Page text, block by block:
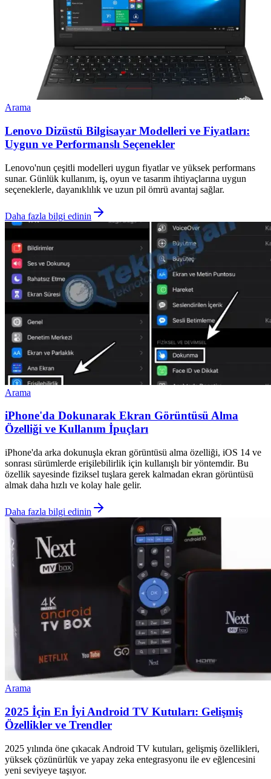
Arama
Lenovo Dizüstü Bilgisayar Modelleri ve Fiyatları:
Uygun ve Performanslı Seçenekler
Lenovo'nun çeşitli modelleri uygun fiyatlar ve yüksek performans
sunar. Günlük kullanım, iş, oyun ve tasarım ihtiyaçlarına uygun
seçeneklerle, dayanıklılık ve uzun pil ömrü avantaj sağlar.
Daha fazla bilgi edinin
Arama
iPhone'da Dokunarak Ekran Görüntüsü Alma
Özelliği ve Kullanım İpuçları
iPhone'da arka dokunuşla ekran görüntüsü alma özelliği, iOS 14 ve
sonrası sürümlerde erişilebilirlik için kullanışlı bir yöntemdir. Bu
özellik sayesinde fiziksel tuşlara gerek kalmadan ekran görüntüsü
almak daha hızlı ve kolay hale gelir.
Daha fazla bilgi edinin
Arama
2025 İçin En İyi Android TV Kutuları: Gelişmiş
Özellikler ve Trendler
2025 yılında öne çıkacak Android TV kutuları, gelişmiş özellikleri,
yüksek çözünürlük ve yapay zeka entegrasyonu ile ev eğlencesini
yeni seviyeye taşıyor.